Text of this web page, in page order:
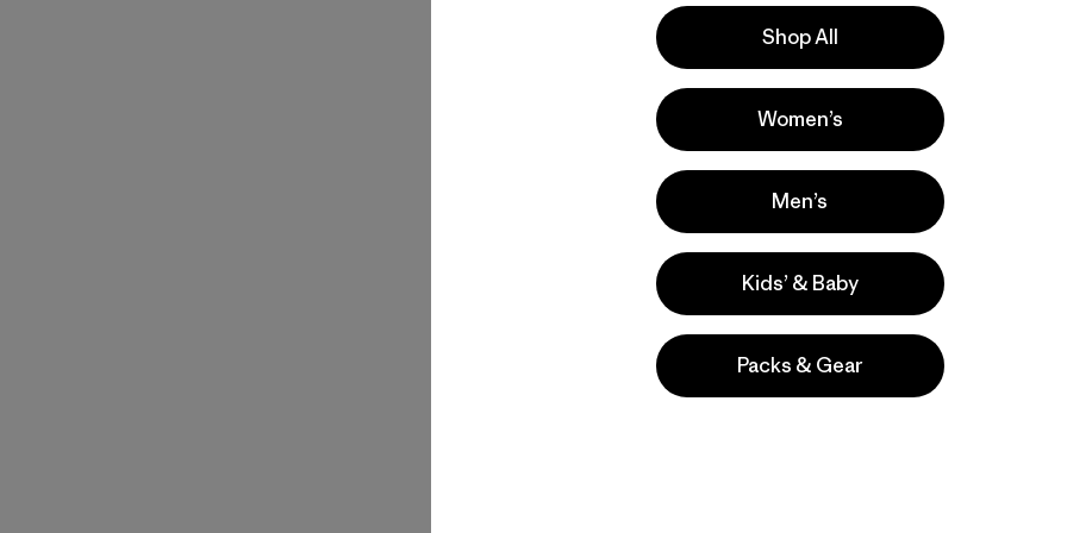
Shop All
Women’s
Men’s
Kids’ & Baby
Packs & Gear